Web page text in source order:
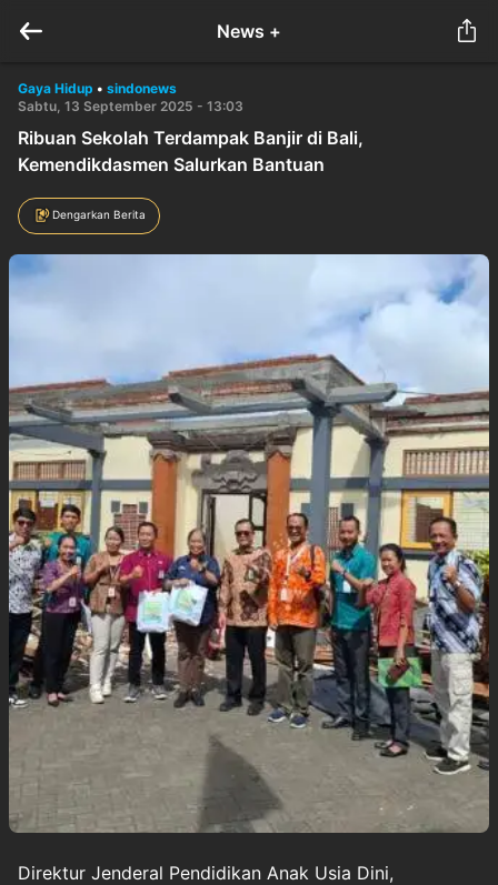
News +
Gaya Hidup • sindonews
Sabtu, 13 September 2025 - 13:03
Ribuan Sekolah Terdampak Banjir di Bali,
Kemendikdasmen Salurkan Bantuan
Dengarkan Berita
Direktur Jenderal Pendidikan Anak Usia Dini,